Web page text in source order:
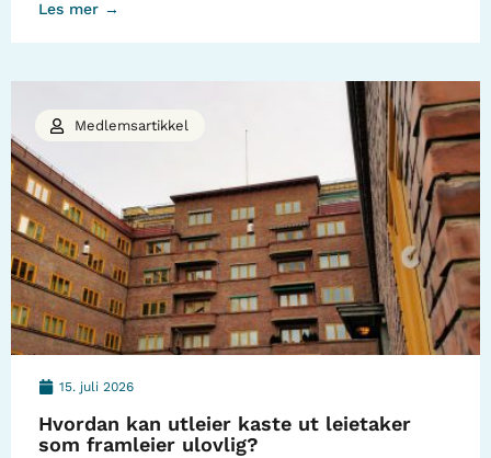
Les mer →
15. juli 2026
Hvordan kan utleier kaste ut leietaker
som framleier ulovlig?
Medlemsartikkel